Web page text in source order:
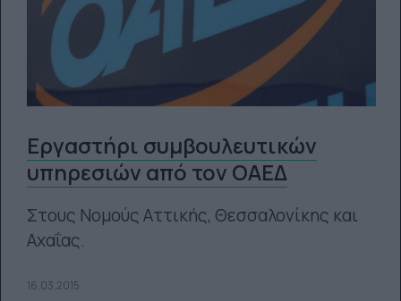
Εργαστήρι συμβουλευτικών
υπηρεσιών από τον ΟΑΕΔ
Στους Νομούς Αττικής, Θεσσαλονίκης και
Αχαΐας.
16.03.2015